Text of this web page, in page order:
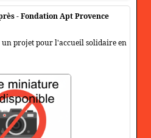
- Fondation Apt Provence
un projet pour l'accueil solidaire en